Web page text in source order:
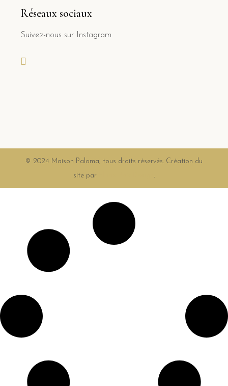
Réseaux sociaux
Suivez-nous sur Instagram
© 2024 Maison Paloma, tous droits réservés. Création du
site par
.